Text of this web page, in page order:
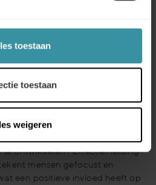
toestaan
toestaan
weigeren
te ontwikkelen? Effectief leiding
mensen gefocust en
een positieve invloed heeft op